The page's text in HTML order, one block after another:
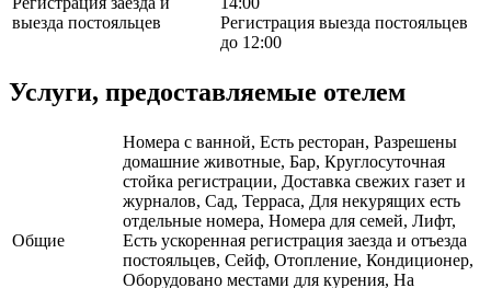
выезда постояльцев
Регистрация выезда постояльцев
до 12:00
Услуги, предоставляемые отелем
Общие
Номера с ванной, Есть ресторан, Разрешены
домашние животные, Бар, Круглосуточная
стойка регистрации, Доставка свежих газет и
журналов, Сад, Терраса, Для некурящих есть
отдельные номера, Номера для семей, Лифт,
Есть ускоренная регистрация заезда и отъезда
постояльцев, Сейф, Отопление, Кондиционер,
Оборудовано местами для курения, На